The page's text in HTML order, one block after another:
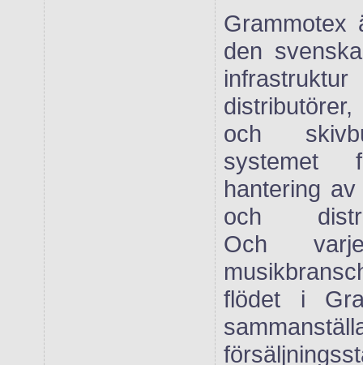
den
och
systemet
hantering
och
Och
flödet i